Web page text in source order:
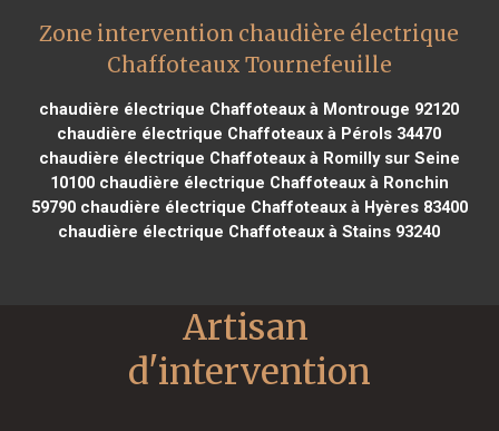
Zone intervention chaudière électrique
Chaffoteaux Tournefeuille
chaudière électrique Chaffoteaux à Montrouge 92120
chaudière électrique Chaffoteaux à Pérols 34470
chaudière électrique Chaffoteaux à Romilly sur Seine
10100chaudière électrique Chaffoteaux à Ronchin
59790chaudière électrique Chaffoteaux à Hyères 83400
chaudière électrique Chaffoteaux à Stains 93240
Artisan
d'intervention